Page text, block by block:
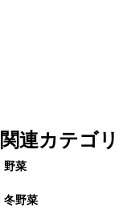
関連カテゴリ
野菜
冬野菜